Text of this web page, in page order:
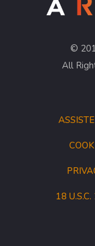
18
©
All